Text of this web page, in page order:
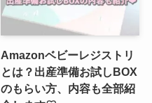
Amazonベビーレジストリ
とは？出産準備お試しBOX
のもらい方、内容も全部紹